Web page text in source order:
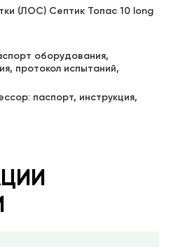
(ЛОС) Септик Топас 10 long
оборудования,
протокол испытаний,
паспорт, инструкция,